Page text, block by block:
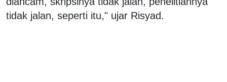
tidak jalan, seperti itu," ujar Risyad.